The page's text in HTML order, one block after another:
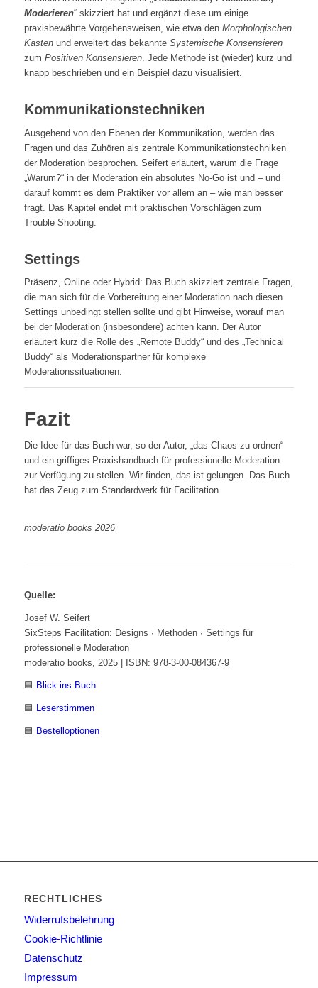
Moderieren“ skizziert hat und ergänzt diese um einige
praxisbewährte Vorgehensweisen, wie etwa den Morphologischen
Kastenund erweitert das bekannte Systemische Konsensieren
zum Positiven Konsensieren. Jede Methode ist (wieder) kurz und
knapp beschrieben und ein Beispiel dazu visualisiert.
Kommunikationstechniken
Ausgehend von den Ebenen der Kommunikation, werden das
Fragen und das Zuhören als zentrale Kommunikationstechniken
der Moderation besprochen. Seifert erläutert, warum die Frage
„Warum?“ in der Moderation ein absolutes No-Go ist und – und
darauf kommt es dem Praktiker vor allem an – wie man besser
fragt. Das Kapitel endet mit praktischen Vorschlägen zum
Trouble Shooting.
Settings
Präsenz, Online oder Hybrid: Das Buch skizziert zentrale Fragen,
die man sich für die Vorbereitung einer Moderation nach diesen
Settings unbedingt stellen sollte und gibt Hinweise, worauf man
bei der Moderation (insbesondere) achten kann. Der Autor
erläutert kurz die Rolle des „Remote Buddy“ und des „Technical
Buddy“ als Moderationspartner für komplexe
Moderationssituationen.
Fazit
Die Idee für das Buch war, so der Autor, „das Chaos zu ordnen“
und ein griffiges Praxishandbuch für professionelle Moderation
zur Verfügung zu stellen. Wir finden, das ist gelungen. Das Buch
hat das Zeug zum Standardwerk für Facilitation.
moderatio books 2026
Quelle:
Josef W. Seifert
SixSteps Facilitation: Designs ∙ Methoden ∙ Settings für
professionelle Moderation
moderatio books, 2025 | ISBN: 978-3-00-084367-9
🟦 Blick ins Buch
🟦 Leserstimmen
🟦 Bestelloptionen
RECHTLICHES
Widerrufsbelehrung
Cookie-Richtlinie
Datenschutz
Impressum